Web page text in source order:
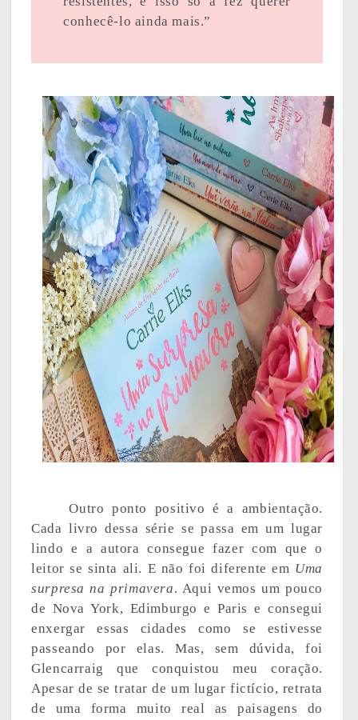
conhecê-lo ainda mais.”
Outro ponto positivo é a ambientação.
Cada livro dessa série se passa em um lugar
lindo e a autora consegue fazer com que o
leitor se sinta ali. E não foi diferente em Uma
surpresa na primavera. Aqui vemos um pouco
de Nova York, Edimburgo e Paris e consegui
enxergar essas cidades como se estivesse
passeando por elas. Mas, sem dúvida, foi
Glencarraig que conquistou meu coração.
Apesar de se tratar de um lugar fictício, retrata
de uma forma muito real as paisagens do